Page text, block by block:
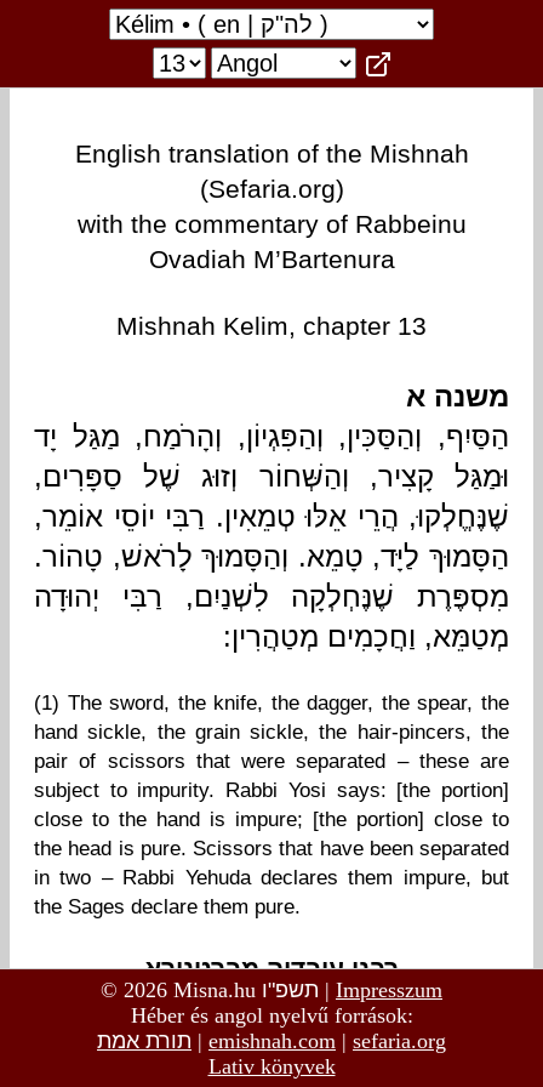
© 2026 Misna.hu תשפ"ו | Impresszum
Héber és angol nyelvű források:
תורת אמת | emishnah.com | sefaria.org
Lativ könyvek